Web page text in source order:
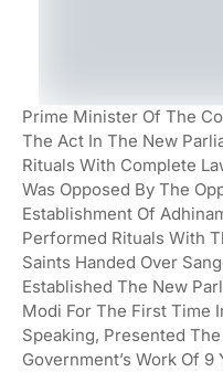
Prime Minister Of The
The Act In The New
Rituals With Complete
Was Opposed By The
Establishment Of
Performed Rituals With
Saints Handed Over
Established The New
Modi For The First Time
Speaking, Presented
Government’s Work Of